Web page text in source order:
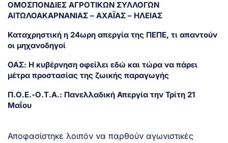
ΟΜΟΣΠΟΝΔΙΕΣ ΑΓΡΟΤΙΚΩΝ ΣΥΛΛΟΓΩΝ
ΑΙΤΩΛΟΑΚΑΡΝΑΝΙΑΣ – ΑΧΑΪΑΣ – ΗΛΕΙΑΣ
Καταχρηστική η 24ωρη απεργία της ΠΕΠΕ, τι απαντούν
οι μηχανοδηγοί
ΟΑΣ: Η κυβέρνηση οφείλει εδώ και τώρα να πάρει
μέτρα προστασίας της ζωικής παραγωγής
Π.Ο.Ε.-Ο.Τ.Α.: Πανελλαδική Απεργία την Τρίτη 21
Μαΐου
Αποφασίστηκε λοιπόν να παρθούν αγωνιστικές